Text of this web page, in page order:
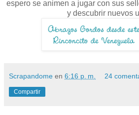
espero se animen a jugar con sus
y descubrir nuevos
Scrapandome en 6:16 p. m. 24
Compartir